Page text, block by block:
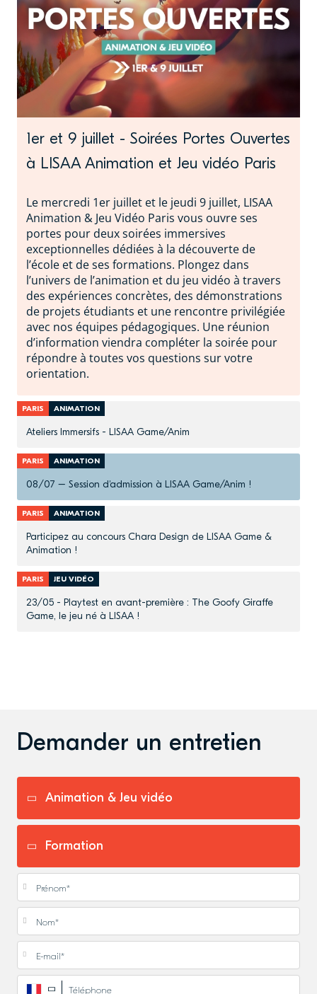
1er et 9 juillet - Soirées Portes Ouvertes
à LISAA Animation et Jeu vidéo Paris
Le mercredi 1er juillet et le jeudi 9 juillet, LISAA
Animation & Jeu Vidéo Paris vous ouvre ses
portes pour deux soirées immersives
exceptionnelles dédiées à la découverte de
l’école et de ses formations. Plongez dans
l’univers de l’animation et du jeu vidéo à travers
des expériences concrètes, des démonstrations
de projets étudiants et une rencontre privilégiée
avec nos équipes pédagogiques. Une réunion
d’information viendra compléter la soirée pour
répondre à toutes vos questions sur votre
orientation.
PARIS ANIMATION
Ateliers Immersifs - LISAA Game/Anim
PARIS ANIMATION
08/07 – Session d'admission à LISAA Game/Anim !
PARIS ANIMATION
Participez au concours Chara Design de LISAA Game &
Animation !
PARIS JEU VIDÉO
23/05 - Playtest en avant-première : The Goofy Giraffe
Game, le jeu né à LISAA !
Demander un entretien
Prénom
Nom
E-mail
Téléphone